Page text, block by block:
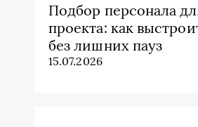
Подбор персонала
проекта: как
без лишних пауз
15.07.2026